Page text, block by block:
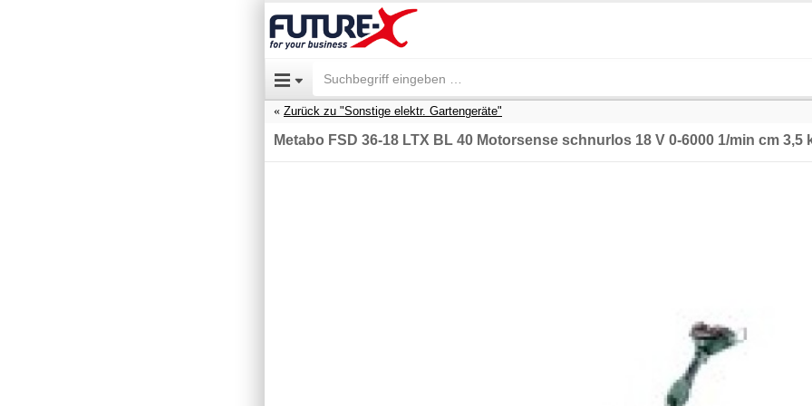
Zurück zu "Sonstige elektr. Gartengeräte"
Metabo FSD 36-18 LTX BL 40 Motorsense schnurlos 18 V 0-6000 1/min cm 3,5